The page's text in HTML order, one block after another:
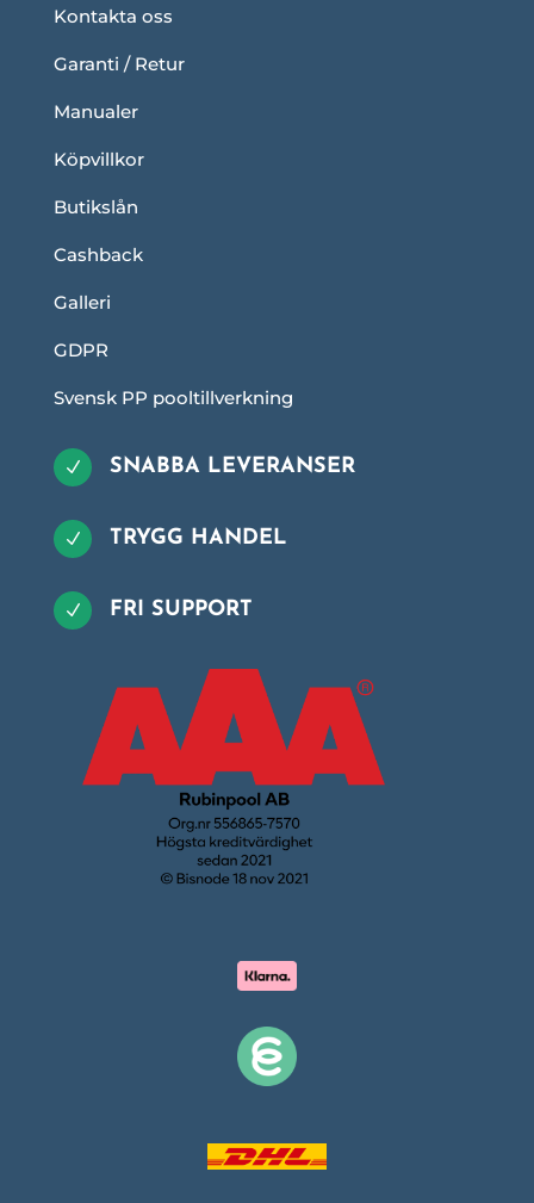
Kontakta oss
Garanti / Retur
Manualer
Köpvillkor
Butikslån
Cashback
Galleri
GDPR
Svensk PP pooltillverkning
N SNABBA LEVERANSER
N TRYGG HANDEL
N FRI SUPPORT